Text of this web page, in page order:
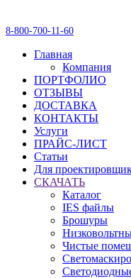
8-800-700-11-60
Главная
Компания
ПОРТФОЛИО
ОТЗЫВЫ
ДОСТАВКА
КОНТАКТЫ
Услуги
ПРАЙС-ЛИСТ
Статьи
Для
СКАЧАТЬ
Каталог
IES файлы
Брошуры
Чистые